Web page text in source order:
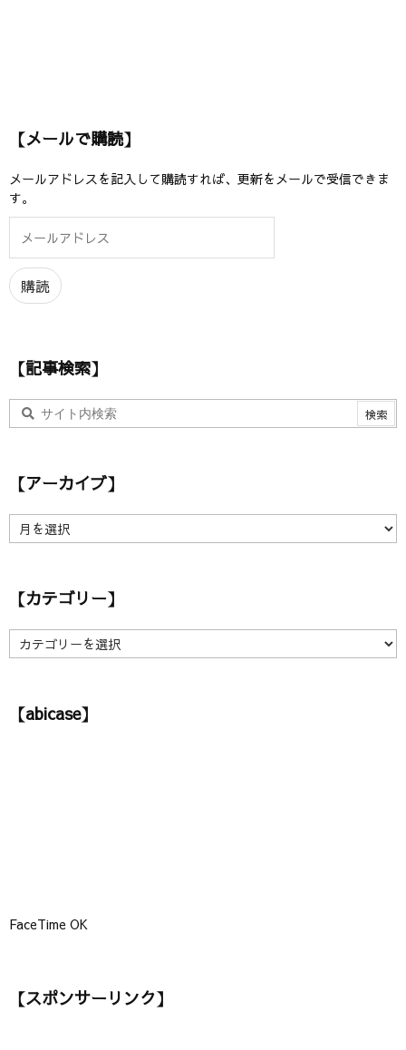
【メールで購読】
メールアドレスを記入して購読すれば、更新をメールで受信できま
す。
ル
ア
ド
購読
【記事検索】
【アーカイブ】
ア
イ【カテゴリー】
【
カ
リ【abicase】
FaceTime OK
【スポンサーリンク】